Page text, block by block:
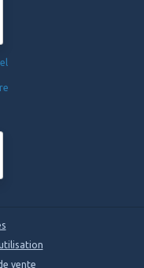
vente